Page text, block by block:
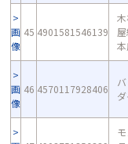
画
像
45 4901581546139
画
像
46 4570117928406